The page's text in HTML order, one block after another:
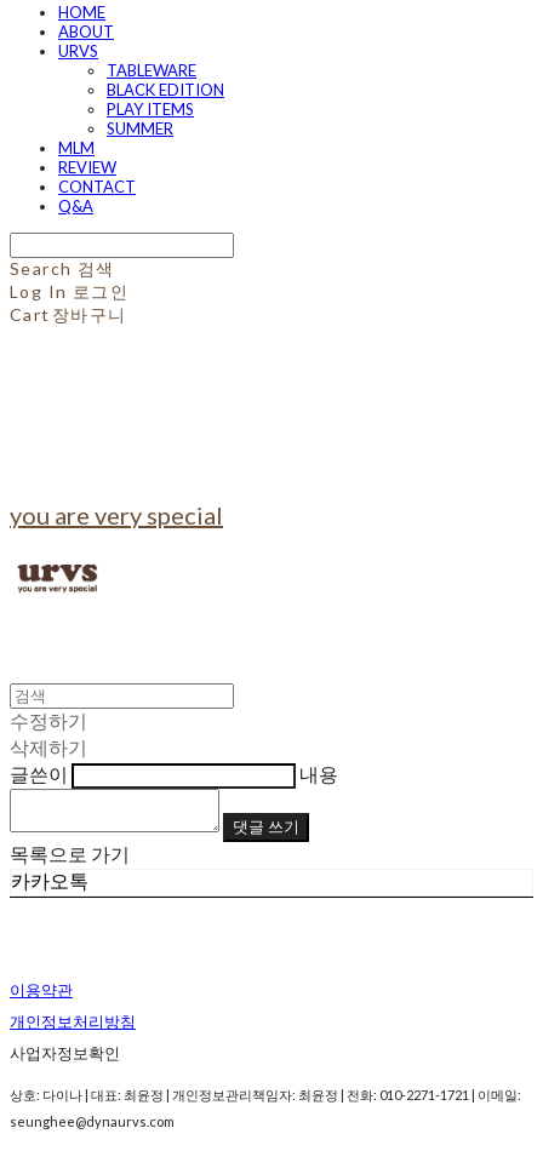
HOME
ABOUT
URVS
TABLEWARE
BLACK EDITION
PLAY ITEMS
SUMMER
MLM
REVIEW
CONTACT
Q&A
Search 검색
Log In 로그인
Cart 장바구니
you are very special
수정하기
삭제하기
글쓴이
내용
댓글 쓰기
목록으로 가기
카카오톡
이용약관
개인정보처리방침
사업자정보확인
상호: 다이나 | 대표: 최윤정 | 개인정보관리책임자: 최윤정 | 전화: 010-2271-1721 | 이메일:
seunghee@dynaurvs.com